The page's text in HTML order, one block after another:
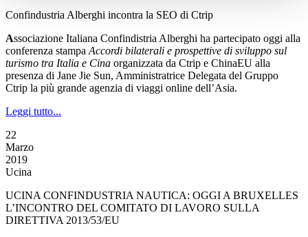
Confindustria Alberghi incontra la SEO di Ctrip
Associazione Italiana Confindistria Alberghi ha partecipato oggi alla
conferenza stampa Accordi bilaterali e prospettive di sviluppo sul
turismo tra Italia e Cina organizzata da Ctrip e ChinaEU alla
presenza di Jane Jie Sun, Amministratrice Delegata del Gruppo
Ctrip la più grande agenzia di viaggi online dell’Asia.
Leggi tutto...
22
Marzo
2019
Ucina
UCINA CONFINDUSTRIA NAUTICA: OGGI A BRUXELLES
L’INCONTRO DEL COMITATO DI LAVORO SULLA
DIRETTIVA 2013/53/EU